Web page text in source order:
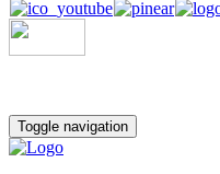
Toggle navigation